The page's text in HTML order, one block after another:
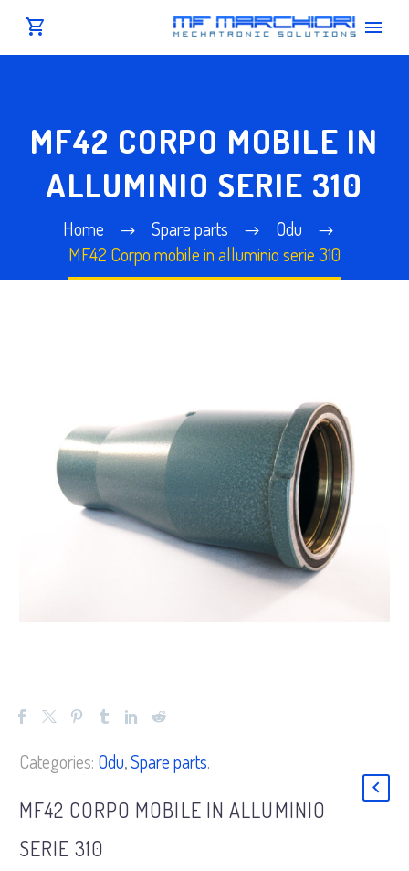
MF42 CORPO MOBILE IN
ALLUMINIO SERIE 310
Home Spare parts
Odu
MF42 Corpo mobile in alluminio serie 310
Categories: Odu,Spare parts.
MF42 CORPO MOBILE IN ALLUMINIO
SERIE 310